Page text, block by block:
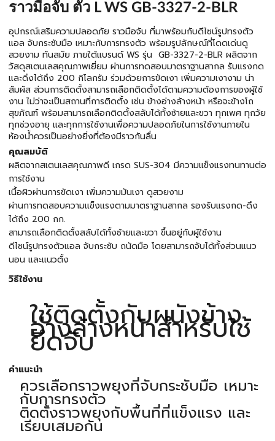
ราวมือจับ ตัว L WS GB-3327-2-BLR
อุปกรณ์เสริมความปลอดภัย ราวมือจับ ที่มาพร้อมกับดีไซน์รูปทรงตัว
แอล จับกระชับมือ เหมาะกับการทรงตัว พร้อมรูปลักษณ์ที่โดดเด่นดู
สวยงาม ทันสมัย ภายใต้แบรนด์ WS รุ่น GB-3327-2-BLR ผลิตจาก
วัสดุสเตนเลสคุณภาพเยี่ยม ผ่านการทดสอบมาตราฐานสากล รับแรงกด
และดึงได้ถึง 200 กิโลกรัม ร่วมด้วยการขัดเงา เพิ่มความเงางาม น่า
สัมผัส ส่วนการติดตั้งสามารถเลือกติดตั้งได้ตามความต้องการของผู้ใช้
งาน ไม่ว่าจะเป็นสถานที่การติดตั้ง เช่น ข้างอ่างล้างหน้า หรือจะข้างโถ
สุขภัณฑ์ พร้อมสามารถเลือกติดตั้งสลับได้ทั้งซ้ายและขวา ทุกเพศ ทุกวัย
ทุกช่วงอายุ และทุกการใช้งานเพื่อความปลอดภัยในการใช้งานภายใน
ห้องน้ำควรเป็นอย่างยิ่งที่ต้องมีราวกันลื่น
คุณสมบัติ
ผลิตจากสเตนเลสคุณภาพดี เกรด SUS-304 มีความแข็งแรงทนทานต่อ
การใช้งาน
เนื้อผิวผ่านการขัดเงา เพิ่มความมันเงา ดูสวยงาม
ผ่านการทดสอบความแข็งแรงตามมาตราฐานสากล รองรับแรงกด-ดึง
ได้ถึง 200 กก.
สามารถเลือกติดตั้งสลับได้ทั้งซ้ายและขวา ขึ้นอยู่กับผู้ใช้งาน
ดีไซน์รูปทรงตัวแอล จับกระชับ ถนัดมือ โดยสามารถจับได้ทั้งส่วนแนว
นอน และแนวตั้ง
วิธีใช้งาน
ใช้ติดตั้งกับผนังข้าง
อ่างล้างหน้าสำหรับใช้
ยึดจับ
คำแนะนำ
ควรเลือกราวพยุงที่จับกระชับมือ เหมาะ
กับการทรงตัว
ติดตั้งราวพยุงกับพื้นที่ที่แข็งแรง และ
เรียบเสมอกัน